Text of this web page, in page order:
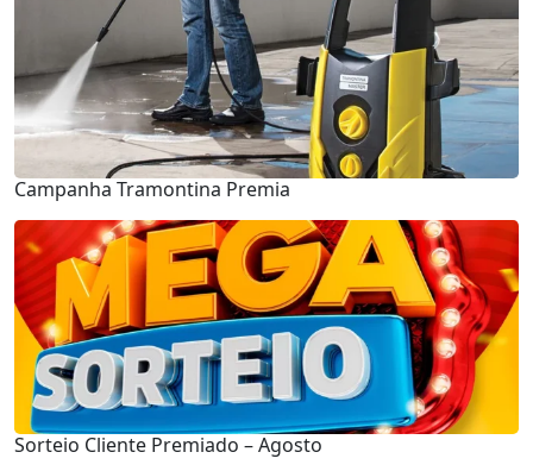
Campanha Tramontina Premia
Sorteio Cliente Premiado – Agosto